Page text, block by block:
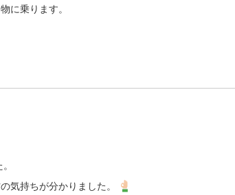
に乗ります。
気持ちが分かりました。